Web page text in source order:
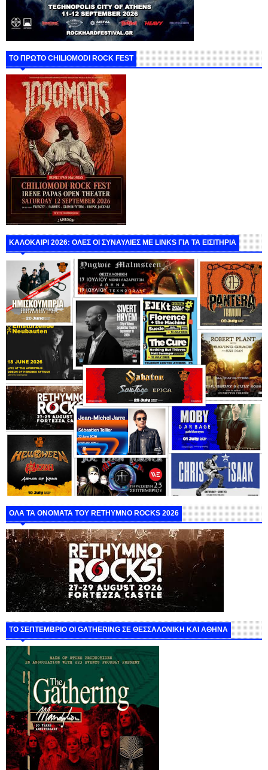
ΤΟ ΠΡΩΤΟ CHILIOMODI ROCK FEST
ΚΑΛΟΚΑΙΡΙ 2026: ΟΛΕΣ ΟΙ ΣΥΝΑΥΛΙΕΣ ΜΕ LINKS ΓΙΑ ΤΑ ΕΙΣΙΤΗΡΙΑ
ΟΛΑ ΤΑ ΟΝΟΜΑΤΑ ΤΟΥ RETHYMNO ROCKS 2026
ΤΟ ΣΕΠΤΕΜΒΡΙΟ ΟΙ GATHERING ΣΕ ΘΕΣΣΑΛΟΝΙΚΗ ΚΑΙ ΑΘΗΝΑ